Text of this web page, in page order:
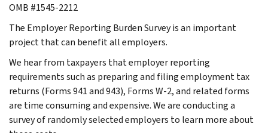
OMB #1545-2212
The Employer Reporting Burden Survey is an important
project that can benefit all employers.
We hear from taxpayers that employer reporting
requirements such as preparing and filing employment tax
returns (Forms 941 and 943), Forms W-2, and related forms
are time consuming and expensive. We are conducting a
survey of randomly selected employers to learn more about